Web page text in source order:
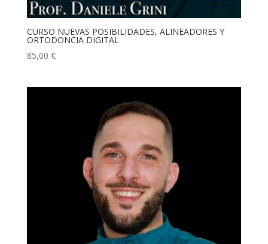
CURSO NUEVAS POSIBILIDADES, ALINEADORES Y
ORTODONCIA DIGITAL
85,00 €